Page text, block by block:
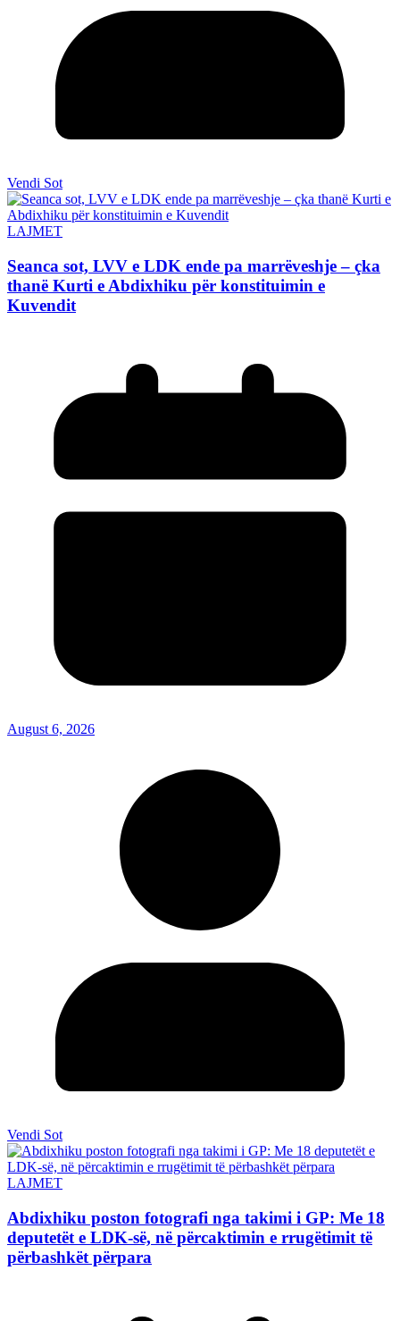
Vendi Sot
LAJMET
Seanca sot, LVV e LDK ende pa marrëveshje – çka
thanë Kurti e Abdixhiku për konstituimin e
Kuvendit
August 6, 2026
Vendi Sot
LAJMET
Abdixhiku poston fotografi nga takimi i GP: Me 18
deputetët e LDK-së, në përcaktimin e rrugëtimit të
përbashkët përpara